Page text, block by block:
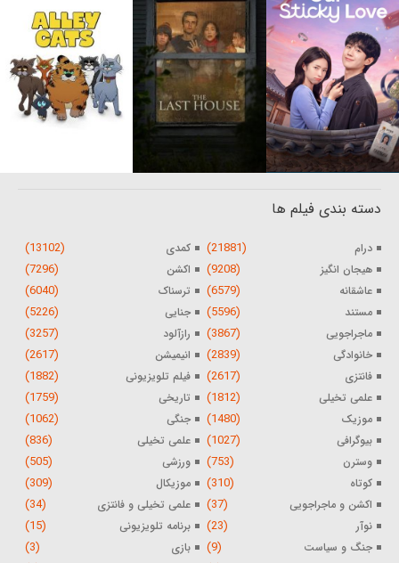
دسته بندی فیلم ها
درام (21881) کمدی (13102)
هیجان انگیز (9208) اکشن (7296)
عاشقانه (6579) ترسناک (6040)
مستند (5596) جنایی (5226)
ماجراجویی (3867) رازآلود (3257)
خانوادگی (2839) انیمیشن (2617)
فانتزی (2617) فیلم تلویزیونی (1882)
علمی تخیلی (1812) تاریخی (1759)
موزیک (1480) جنگی (1062)
بیوگرافی (1027) علمی تخیلی (836)
وسترن (753) ورزشی (505)
کوتاه (310) موزیکال (309)
اکشن و ماجراجویی (37) علمی تخیلی و فانتزی (34)
نوآر (23) برنامه تلویزیونی (15)
جنگ و سیاست (9) بازی (3)